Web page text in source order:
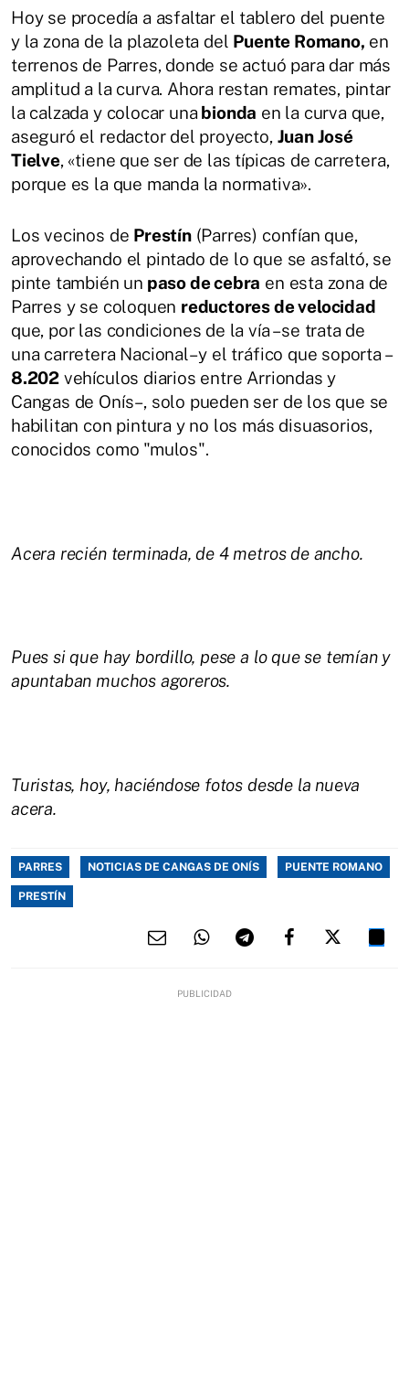
Hoy se procedía a asfaltar el tablero del puente
y la zona de la plazoleta del Puente Romano, en
terrenos de Parres, donde se actuó para dar más
amplitud a la curva. Ahora restan remates, pintar
la calzada y colocar una bionda en la curva que,
aseguró el redactor del proyecto, Juan José
Tielve, «tiene que ser de las típicas de carretera,
porque es la que manda la normativa».
Los vecinos de Prestín(Parres) confían que,
aprovechando el pintado de lo que se asfaltó, se
pinte también un paso de cebra en esta zona de
Parres y se coloquen reductores de velocidad
que, por las condiciones de la vía –se trata de
una carretera Nacional– y el tráfico que soporta –
8.202 vehículos diarios entre Arriondas y
Cangas de Onís–, solo pueden ser de los que se
habilitan con pintura y no los más disuasorios,
conocidos como "mulos".
Acera recién terminada, de 4 metros de ancho.
Pues si que hay bordillo, pese a lo que se temían y
apuntaban muchos agoreros.
Turistas, hoy, haciéndose fotos desde la nueva
acera.
PARRES NOTICIAS DE CANGAS DE ONÍS PUENTE ROMANO
PRESTÍN